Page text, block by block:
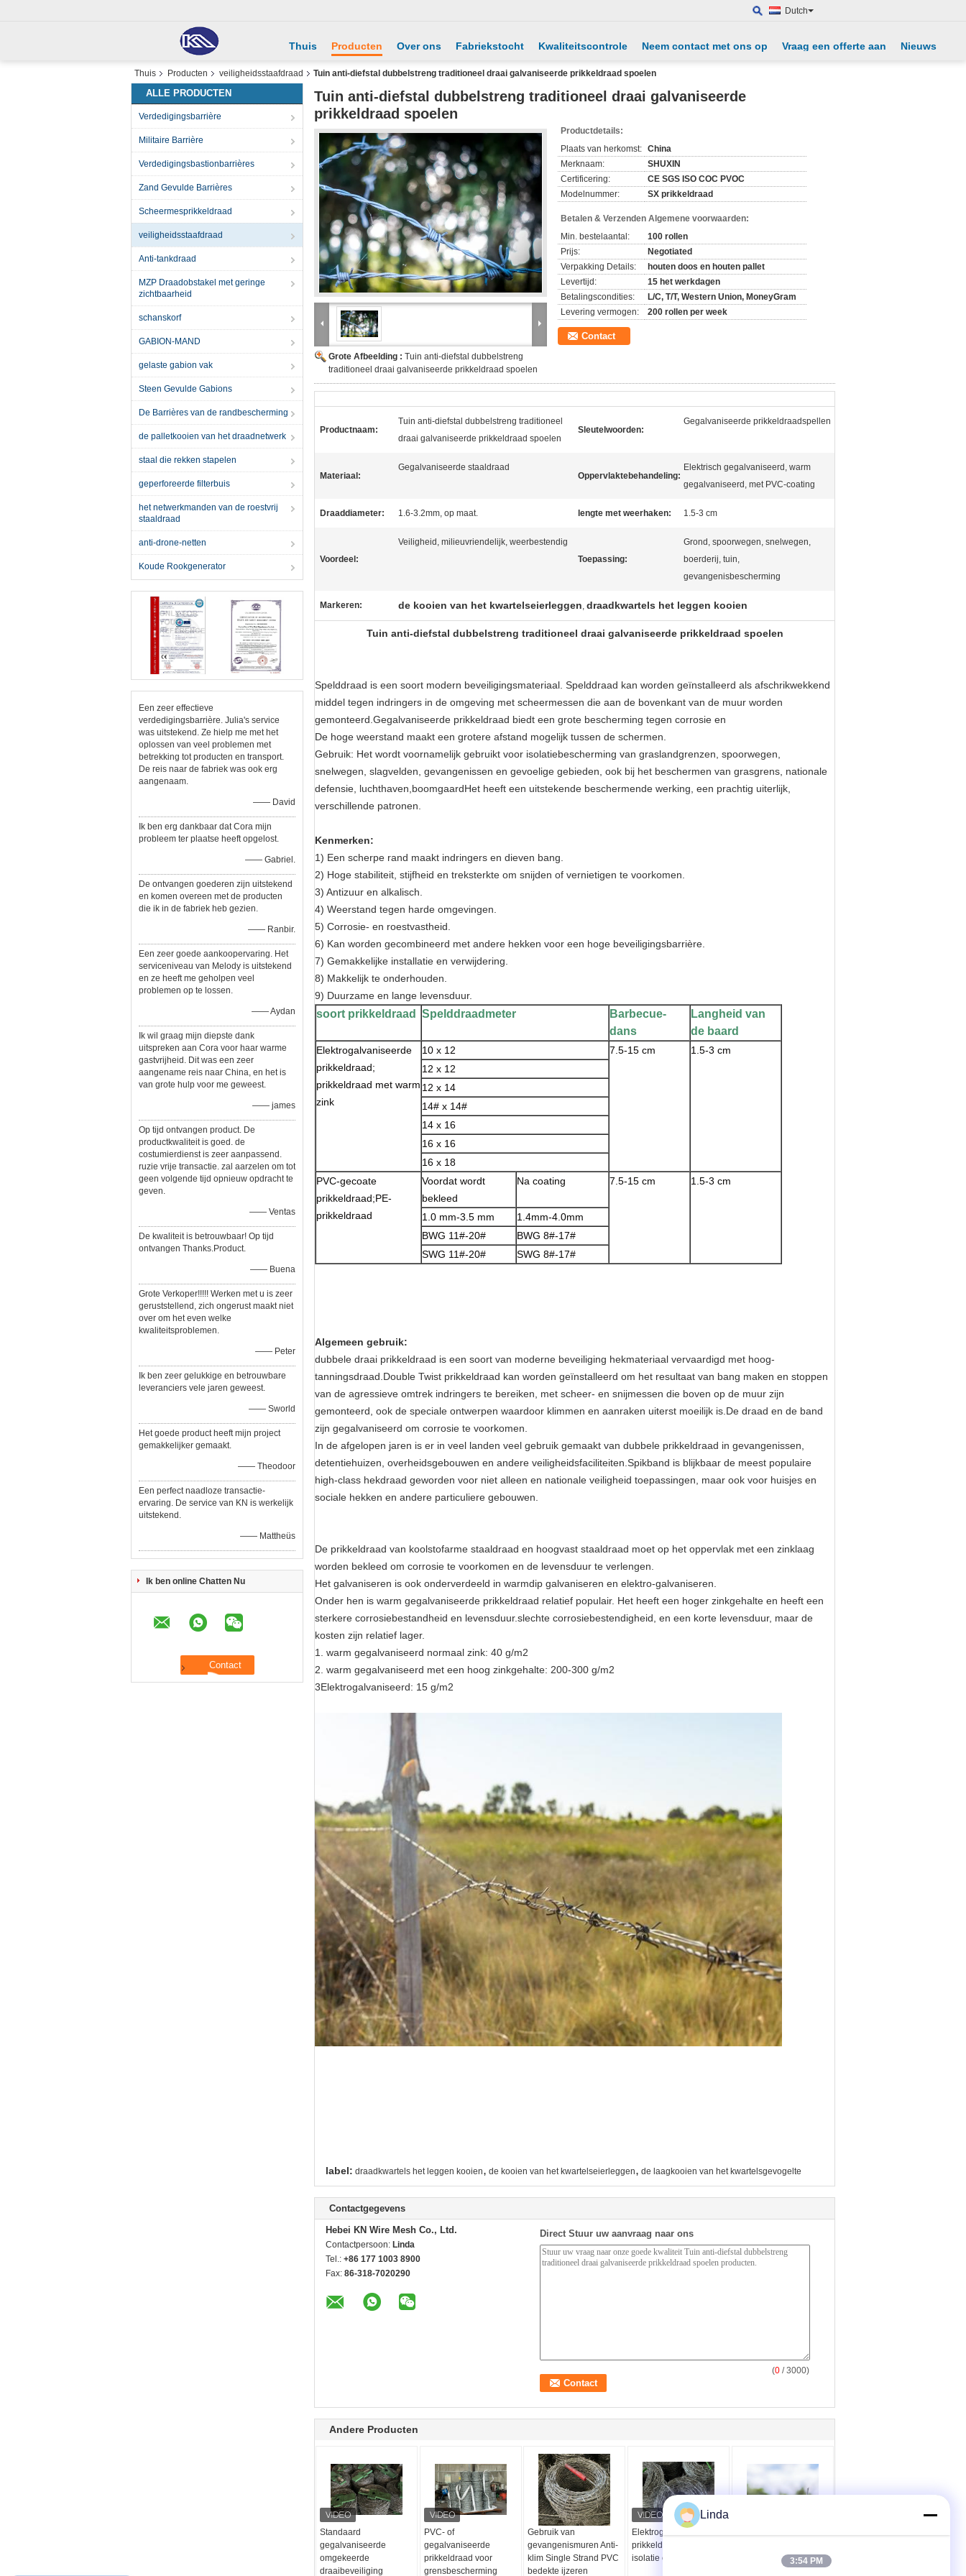
Dutch
Thuis Producten Over ons Fabriekstocht Kwaliteitscontrole Neem contact met ons op Vraag een offerte aan Nieuws
Thuis Producten veiligheidsstaafdraad Tuin anti-diefstal dubbelstreng traditioneel draai galvaniseerde prikkeldraad spoelen
ALLE PRODUCTEN
Verdedigingsbarrière
Militaire Barrière
Verdedigingsbastionbarrières
Zand Gevulde Barrières
Scheermesprikkeldraad
veiligheidsstaafdraad
Anti-tankdraad
MZP Draadobstakel met geringe
zichtbaarheid
schanskorf
GABION-MAND
gelaste gabion vak
Steen Gevulde Gabions
De Barrières van de randbescherming
de palletkooien van het draadnetwerk
staal die rekken stapelen
geperforeerde filterbuis
het netwerkmanden van de roestvrij
staaldraad
anti-drone-netten
Koude Rookgenerator
Een zeer effectieve
verdedigingsbarrière. Julia's service
was uitstekend. Ze hielp me met het
oplossen van veel problemen met
betrekking tot producten en transport.
De reis naar de fabriek was ook erg
aangenaam.
—— David
Ik ben erg dankbaar dat Cora mijn
probleem ter plaatse heeft opgelost.
—— Gabriel.
De ontvangen goederen zijn uitstekend
en komen overeen met de producten
die ik in de fabriek heb gezien.
—— Ranbir.
Een zeer goede aankoopervaring. Het
serviceniveau van Melody is uitstekend
en ze heeft me geholpen veel
problemen op te lossen.
—— Aydan
Ik wil graag mijn diepste dank
uitspreken aan Cora voor haar warme
gastvrijheid. Dit was een zeer
aangename reis naar China, en het is
van grote hulp voor me geweest.
—— james
Op tijd ontvangen product. De
productkwaliteit is goed. de
costumierdienst is zeer aanpassend.
ruzie vrije transactie. zal aarzelen om tot
geen volgende tijd opnieuw opdracht te
geven.
—— Ventas
De kwaliteit is betrouwbaar! Op tijd
ontvangen Thanks.Product.
—— Buena
Grote Verkoper!!!!! Werken met u is zeer
geruststellend, zich ongerust maakt niet
over om het even welke
kwaliteitsproblemen.
—— Peter
Ik ben zeer gelukkige en betrouwbare
leveranciers vele jaren geweest.
—— Sworld
Het goede product heeft mijn project
gemakkelijker gemaakt.
—— Theodoor
Een perfect naadloze transactie-
ervaring. De service van KN is werkelijk
uitstekend.
—— Mattheüs
Ik ben online Chatten Nu
Tuin anti-diefstal dubbelstreng traditioneel draai galvaniseerde
prikkeldraad spoelen
Grote Afbeelding : Tuin anti-diefstal dubbelstreng
traditioneel draai galvaniseerde prikkeldraad spoelen
Productdetails:
Plaats van herkomst: China
Merknaam:
SHUXIN
Certificering:
CE SGS ISO COC PVOC
Modelnummer:
SX prikkeldraad
Betalen & Verzenden Algemene voorwaarden:
Min. bestelaantal:
100 rollen
Prijs:
Negotiated
Verpakking Details:
houten doos en houten pallet
Levertijd:
15 het werkdagen
Betalingscondities:
L/C, T/T, Western Union, MoneyGram
Levering vermogen:
200 rollen per week
Contact
Productnaam:
Tuin anti-diefstal dubbelstreng traditioneel
draai galvaniseerde prikkeldraad spoelen
Sleutelwoorden:
Gegalvaniseerde prikkeldraadspellen
Materiaal:
Gegalvaniseerde staaldraad
Oppervlaktebehandeling:
Elektrisch gegalvaniseerd, warm
gegalvaniseerd, met PVC-coating
Draaddiameter: 1.6-3.2mm, op maat. lengte met weerhaken: 1.5-3 cm
Voordeel:
Veiligheid, milieuvriendelijk, weerbestendig
Toepassing:
Grond, spoorwegen, snelwegen,
boerderij, tuin,
gevangenisbescherming
Markeren: de kooien van het kwartelseierleggen, draadkwartels het leggen kooien
Tuin anti-diefstal dubbelstreng traditioneel draai galvaniseerde prikkeldraad spoelen
Spelddraad is een soort modern beveiligingsmateriaal. Spelddraad kan worden geïnstalleerd als afschrikwekkend
middel tegen indringers in de omgeving met scheermessen die aan de bovenkant van de muur worden
gemonteerd.Gegalvaniseerde prikkeldraad biedt een grote bescherming tegen corrosie en
De hoge weerstand maakt een grotere afstand mogelijk tussen de schermen.
Gebruik: Het wordt voornamelijk gebruikt voor isolatiebescherming van graslandgrenzen, spoorwegen,
snelwegen, slagvelden, gevangenissen en gevoelige gebieden, ook bij het beschermen van grasgrens, nationale
defensie, luchthaven,boomgaardHet heeft een uitstekende beschermende werking, een prachtig uiterlijk,
verschillende patronen.
Kenmerken:
1) Een scherpe rand maakt indringers en dieven bang.
2) Hoge stabiliteit, stijfheid en treksterkte om snijden of vernietigen te voorkomen.
3) Antizuur en alkalisch.
4) Weerstand tegen harde omgevingen.
5) Corrosie- en roestvastheid.
6) Kan worden gecombineerd met andere hekken voor een hoge beveiligingsbarrière.
7) Gemakkelijke installatie en verwijdering.
8) Makkelijk te onderhouden.
9) Duurzame en lange levensduur.
soort prikkeldraad Spelddraadmeter
Barbecue-
dans
Langheid van
de baard
Elektrogalvaniseerde
prikkeldraad;
prikkeldraad met warm
zink
10 x 12 7.5-15 cm
1.5-3 cm
12 x 12
12 x 14
14# x 14#
14 x 16
16 x 16
16 x 18
PVC-gecoate
prikkeldraad;PE-
prikkeldraad
Voordat wordt
bekleed
Na coating 7.5-15 cm 1.5-3 cm
1.0 mm-3.5 mm
1.4mm-4.0mm
BWG 11#-20#
BWG 8#-17#
SWG 11#-20#
SWG 8#-17#
Algemeen gebruik:
dubbele draai prikkeldraad is een soort van moderne beveiliging hekmateriaal vervaardigd met hoog-
tanningsdraad.Double Twist prikkeldraad kan worden geïnstalleerd om het resultaat van bang maken en stoppen
van de agressieve omtrek indringers te bereiken, met scheer- en snijmessen die boven op de muur zijn
gemonteerd, ook de speciale ontwerpen waardoor klimmen en aanraken uiterst moeilijk is.De draad en de band
zijn gegalvaniseerd om corrosie te voorkomen.
In de afgelopen jaren is er in veel landen veel gebruik gemaakt van dubbele prikkeldraad in gevangenissen,
detentiehuizen, overheidsgebouwen en andere veiligheidsfaciliteiten.Spikband is blijkbaar de meest populaire
high-class hekdraad geworden voor niet alleen en nationale veiligheid toepassingen, maar ook voor huisjes en
sociale hekken en andere particuliere gebouwen.
De prikkeldraad van koolstofarme staaldraad en hoogvast staaldraad moet op het oppervlak met een zinklaag
worden bekleed om corrosie te voorkomen en de levensduur te verlengen.
Het galvaniseren is ook onderverdeeld in warmdip galvaniseren en elektro-galvaniseren.
Onder hen is warm gegalvaniseerde prikkeldraad relatief populair. Het heeft een hoger zinkgehalte en heeft een
sterkere corrosiebestandheid en levensduur.slechte corrosiebestendigheid, en een korte levensduur, maar de
kosten zijn relatief lager.
1. warm gegalvaniseerd normaal zink: 40 g/m2
2. warm gegalvaniseerd met een hoog zinkgehalte: 200-300 g/m2
3Elektrogalvaniseerd: 15 g/m2
label: draadkwartels het leggen kooien, de kooien van het kwartelseierleggen, de laagkooien van het kwartelsgevogelte
Contactgegevens
Hebei KN Wire Mesh Co., Ltd.
Contactpersoon: Linda
Tel.: +86 177 1003 8900
Fax: 86-318-7020290
Direct Stuur uw aanvraag naar ons
(0 / 3000)
Andere Producten
Standaard
gegalvaniseerde
omgekeerde
draaibeveiliging
PVC- of
gegalvaniseerde
prikkeldraad voor
grensbescherming
Gebruik van
gevangenismuren Anti-
klim Single Strand PVC
bedekte ijzeren
Elektrogalvaniseerde
prikkeldraad voor
isolatie en bescherming
Dubbelstreng
Traditionele Twist
Linda
3:54 PM